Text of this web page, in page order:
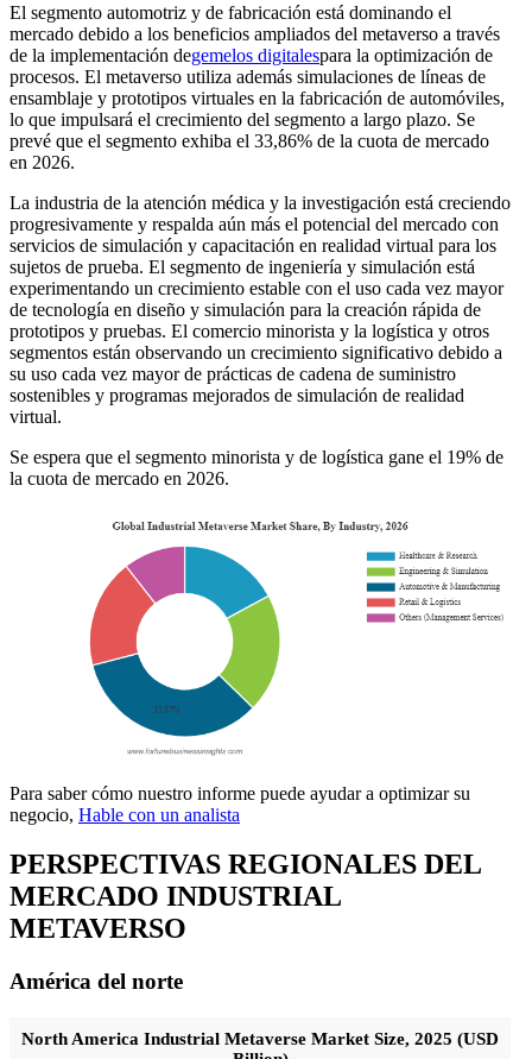
El segmento automotriz y de fabricación está dominando el
mercado debido a los beneficios ampliados del metaverso a través
de la implementación degemelos digitalespara la optimización de
procesos. El metaverso utiliza además simulaciones de líneas de
ensamblaje y prototipos virtuales en la fabricación de automóviles,
lo que impulsará el crecimiento del segmento a largo plazo. Se
prevé que el segmento exhiba el 33,86% de la cuota de mercado
en 2026.
La industria de la atención médica y la investigación está creciendo
progresivamente y respalda aún más el potencial del mercado con
servicios de simulación y capacitación en realidad virtual para los
sujetos de prueba. El segmento de ingeniería y simulación está
experimentando un crecimiento estable con el uso cada vez mayor
de tecnología en diseño y simulación para la creación rápida de
prototipos y pruebas. El comercio minorista y la logística y otros
segmentos están observando un crecimiento significativo debido a
su uso cada vez mayor de prácticas de cadena de suministro
sostenibles y programas mejorados de simulación de realidad
virtual.
Se espera que el segmento minorista y de logística gane el 19% de
la cuota de mercado en 2026.
Para saber cómo nuestro informe puede ayudar a optimizar su
negocio, Hable con un analista
PERSPECTIVAS REGIONALES DEL
MERCADO INDUSTRIAL
METAVERSO
América del norte
North America Industrial Metaverse Market Size, 2025 (USD